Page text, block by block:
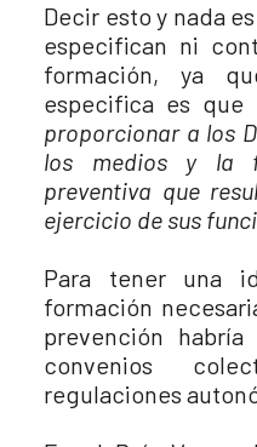
Decir esto y nada
especifican ni
formación, ya
especifica es que
proporcionar a los
los medios y la
preventiva que
ejercicio de sus
Para tener una
formación
prevención
convenios
regulaciones